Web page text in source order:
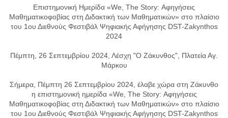
Επιστημονική Ημερίδα «We, The Story: Αφηγήσεις
Μαθηματικοφοβίας στη Διδακτική των Μαθηματικών» στο πλαίσιο
του 1ου Διεθνούς Φεστιβάλ Ψηφιακής Αφήγησης DST-Zakynthos
2024
Πέμπτη, 26 Σεπτεμβρίου 2024, Λέσχη "Ο Ζάκυνθος", Πλατεία Αγ.
Μάρκου
Σήμερα, Πέμπτη 26 Σεπτεμβρίου 2024, έλαβε χώρα στη Ζάκυνθο
η επιστημονική ημερίδα «We, The Story: Αφηγήσεις
Μαθηματικοφοβίας στη Διδακτική των Μαθηματικών» στο πλαίσιο
του 1ου Διεθνούς Φεστιβάλ Ψηφιακής Αφήγησης DST-Zakynthos